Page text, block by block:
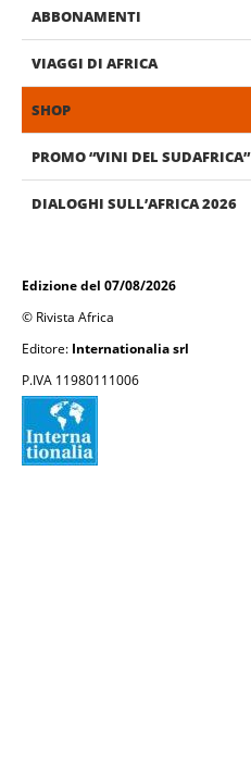
ABBONAMENTI
VIAGGI DI AFRICA
SHOP
PROMO “VINI DEL SUDAFRICA”
DIALOGHI SULL’AFRICA 2026
Edizione del 07/08/2026
© Rivista Africa
Editore: Internationalia srl
P.IVA 11980111006